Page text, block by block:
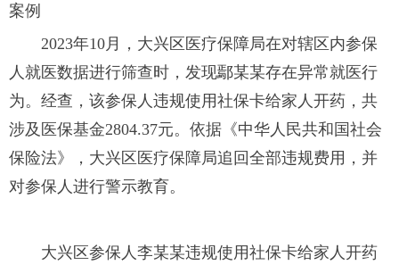
案例
2023年10月，大兴区医疗保障局在对辖区内参保
人就医数据进行筛查时，发现鄢某某存在异常就医行
为。经查，该参保人违规使用社保卡给家人开药，共
涉及医保基金2804.37元。依据《中华人民共和国社会
保险法》，大兴区医疗保障局追回全部违规费用，并
对参保人进行警示教育。
大兴区参保人李某某违规使用社保卡给家人开药